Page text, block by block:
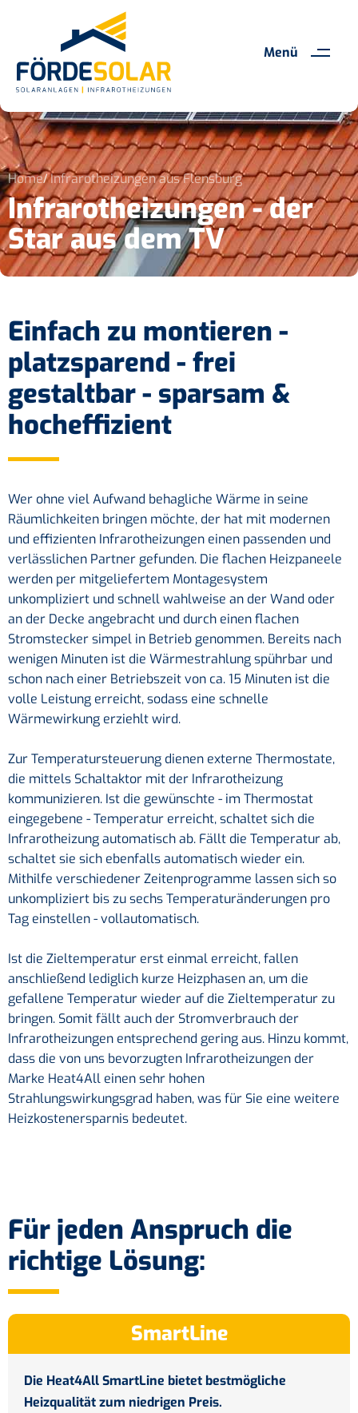
Menü
Home Infrarotheizungen aus Flensburg
Infrarotheizungen - der
Star aus dem TV
Einfach zu montieren -
platzsparend - frei
gestaltbar - sparsam &
hocheffizient
Wer ohne viel Aufwand behagliche Wärme in seine
Räumlichkeiten bringen möchte, der hat mit modernen
und effizienten Infrarotheizungen einen passenden und
verlässlichen Partner gefunden. Die flachen Heizpaneele
werden per mitgeliefertem Montagesystem
unkompliziert und schnell wahlweise an der Wand oder
an der Decke angebracht und durch einen flachen
Stromstecker simpel in Betrieb genommen. Bereits nach
wenigen Minuten ist die Wärmestrahlung spührbar und
schon nach einer Betriebszeit von ca. 15 Minuten ist die
volle Leistung erreicht, sodass eine schnelle
Wärmewirkung erziehlt wird.
Zur Temperatursteuerung dienen externe Thermostate,
die mittels Schaltaktor mit der Infrarotheizung
kommunizieren. Ist die gewünschte - im Thermostat
eingegebene - Temperatur erreicht, schaltet sich die
Infrarotheizung automatisch ab. Fällt die Temperatur ab,
schaltet sie sich ebenfalls automatisch wieder ein.
Mithilfe verschiedener Zeitenprogramme lassen sich so
unkompliziert bis zu sechs Temperaturänderungen pro
Tag einstellen - vollautomatisch.
Ist die Zieltemperatur erst einmal erreicht, fallen
anschließend lediglich kurze Heizphasen an, um die
gefallene Temperatur wieder auf die Zieltemperatur zu
bringen. Somit fällt auch der Stromverbrauch der
Infrarotheizungen entsprechend gering aus. Hinzu kommt,
dass die von uns bevorzugten Infrarotheizungen der
Marke Heat4All einen sehr hohen
Strahlungswirkungsgrad haben, was für Sie eine weitere
Heizkostenersparnis bedeutet.
Für jeden Anspruch die
richtige Lösung:
SmartLine
Die Heat4All SmartLine bietet bestmögliche
Heizqualität zum niedrigen Preis.